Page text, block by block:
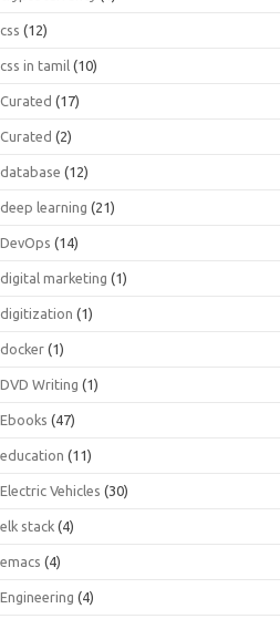
css (12)
css in tamil (10)
Curated (17)
Curated (2)
database (12)
deep learning (21)
DevOps (14)
digital marketing (1)
digitization (1)
docker (1)
DVD Writing (1)
Ebooks (47)
education (11)
Electric Vehicles (30)
elk stack (4)
emacs (4)
Engineering (4)